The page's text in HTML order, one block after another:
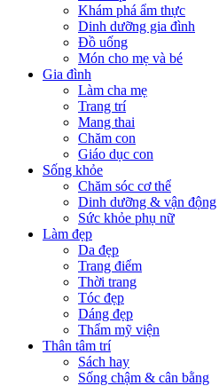
Khám phá ẩm thực
Dinh dưỡng gia đình
Đồ uống
Món cho mẹ và bé
Gia đình
Làm cha mẹ
Trang trí
Mang thai
Chăm con
Giáo dục con
Sống khỏe
Chăm sóc cơ thể
Dinh dưỡng & vận động
Sức khỏe phụ nữ
Làm đẹp
Da đẹp
Trang điểm
Thời trang
Tóc đẹp
Dáng đẹp
Thẩm mỹ viện
Thân tâm trí
Sách hay
Sống chậm & cân bằng